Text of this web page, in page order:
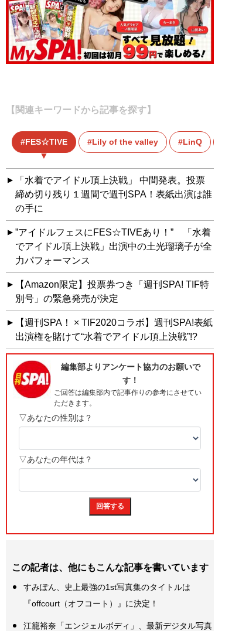
【関連キーワードから記事を探す】
FES☆TIVE Lily of the valley LinQ
「水着でアイドル頂上決戦」 中間発表。投票
締め切り残り１週間で週刊SPA！表紙出演は誰
の手に
”アイドルフェスにFES☆TIVEあり！” 「水着
でアイドル頂上決戦」出演中の土光瑠璃子が全
力パフォーマンス
【Amazon限定】投票券つき「週刊SPA! TIF特
別号」の緊急発売が決定
【週刊SPA！ × TIF2020コラボ】週刊SPA!表紙
出演権を賭けて“水着でアイドル頂上決戦”!?
この記者は、他にもこんな記事を書いています
すみぽん、史上最強の1st写真集のタイトルは
『offcourt（オフコート）』に決定！
江籠裕奈「エンジェルボディ」、最新デジタル写真